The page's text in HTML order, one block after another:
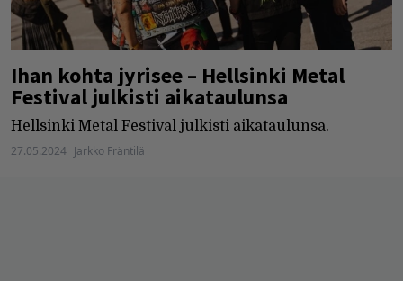
Ihan kohta jyrisee – Hellsinki Metal
Festival julkisti aikataulunsa
Hellsinki Metal Festival julkisti aikataulunsa.
27.05.2024 Jarkko Fräntilä